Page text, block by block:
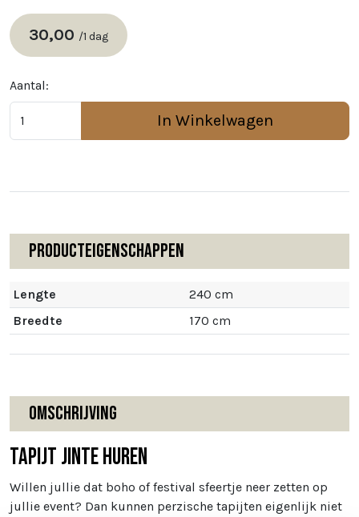
30,00 /1 dag
Aantal:
In Winkelwagen
Producteigenschappen
Lengte
240 cm
Breedte
170 cm
Omschrijving
Tapijt Jinte huren
Willen jullie dat boho of festival sfeertje neer zetten op
jullie event? Dan kunnen perzische tapijten eigenlijk niet